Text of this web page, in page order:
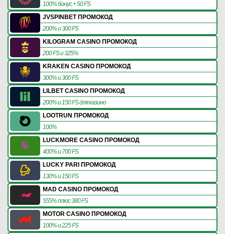
100% бонус + 50 FS
JVSPINBET ПРОМОКОД
200% и 300 FS
KILOGRAM CASINO ПРОМОКОД
200 FS и 325%
KRAKEN CASINO ПРОМОКОД
300% и 300 FS
LILBET CASINO ПРОМОКОД
200% и 150 FS для казино
LOOTRUN ПРОМОКОД
100%
LUCKMORE CASINO ПРОМОКОД
400% и 700 FS
LUCKY PARI ПРОМОКОД
130% и 150 FS
MAD CASINO ПРОМОКОД
555% плюс 380 FS
MOTOR CASINO ПРОМОКОД
100% и 225 FS